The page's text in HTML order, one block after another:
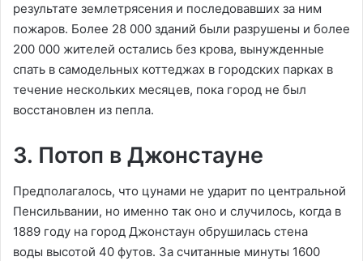
результате землетрясения и последовавших за ним
пожаров. Более 28 000 зданий были разрушены и более
200 000 жителей остались без крова, вынужденные
спать в самодельных коттеджах в городских парках в
течение нескольких месяцев, пока город не был
восстановлен из пепла.
3. Потоп в Джонстауне
Предполагалось, что цунами не ударит по центральной
Пенсильвании, но именно так оно и случилось, когда в
1889 году на город Джонстаун обрушилась стена
воды высотой 40 футов. За считанные минуты 1600